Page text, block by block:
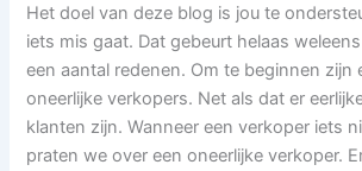
Het doel van deze blog is jou te
iets mis gaat. Dat gebeurt helaas
een aantal redenen. Om te beginnen zijn
oneerlijke verkopers. Net als dat er
klanten zijn. Wanneer een verkoper iets
praten we over een oneerlijke verkoper.